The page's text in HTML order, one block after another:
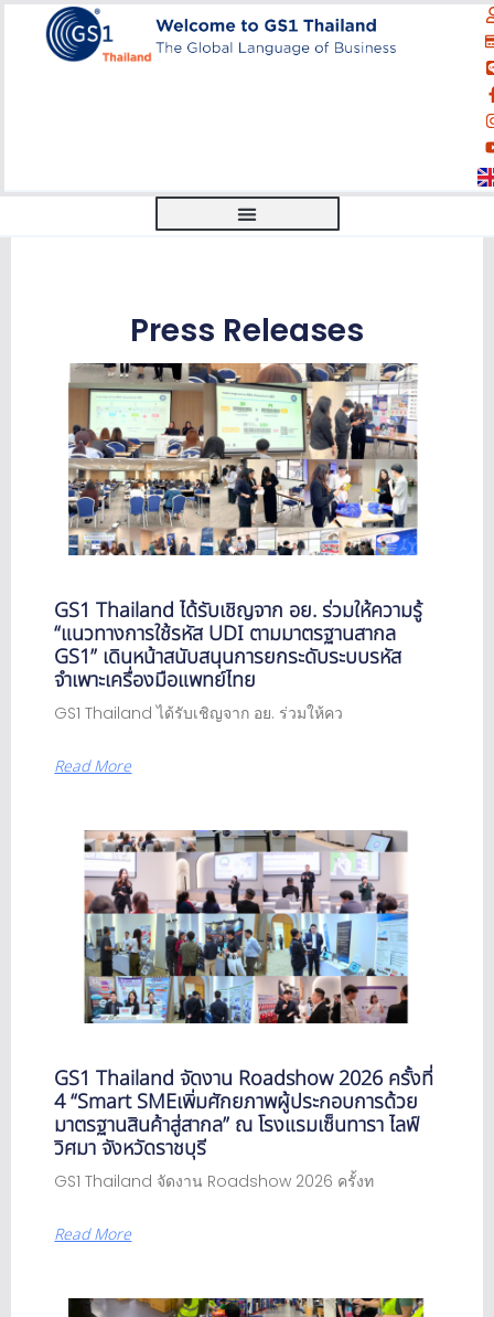
Press Releases
GS1 Thailand ได้รับเชิญจาก อย. ร่วมให้ความรู้
“แนวทางการใช้รหัส UDI ตามมาตรฐานสากล
GS1” เดินหน้าสนับสนุนการยกระดับระบบรหัส
จำเพาะเครื่องมือแพทย์ไทย
GS1 Thailand ได้รับเชิญจาก อย. ร่วมให้คว
Read More
GS1 Thailand จัดงาน Roadshow 2026 ครั้งที่
4 “Smart SMEเพิ่มศักยภาพผู้ประกอบการด้วย
มาตรฐานสินค้าสู่สากล” ณ โรงแรมเซ็นทารา ไลฟ์
วิศมา จังหวัดราชบุรี
GS1 Thailand จัดงาน Roadshow 2026 ครั้งท
Read More